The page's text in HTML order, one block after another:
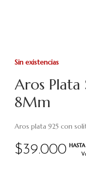
Aros
8Mm
$39.000
Aros plata 925 con
Sin existencias